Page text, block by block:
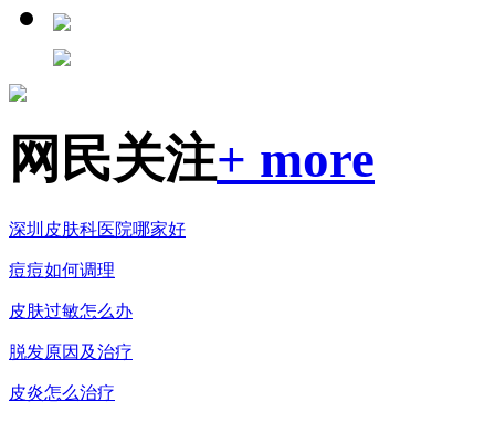
网民关注+ more
深圳皮肤科医院哪家好
痘痘如何调理
皮肤过敏怎么办
脱发原因及治疗
皮炎怎么治疗